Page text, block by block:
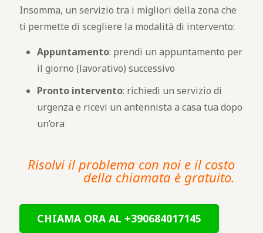
Insomma, un servizio tra i migliori della zona che
ti permette di scegliere la modalità di intervento:
Appuntamento: prendi un appuntamento per
il giorno (lavorativo) successivo
Pronto intervento: richiedi un servizio di
urgenza e ricevi un antennista a casa tua dopo
un’ora
Risolvi il problema con noi e il costo
della chiamata è gratuito.
CHIAMA ORA AL +390684017145